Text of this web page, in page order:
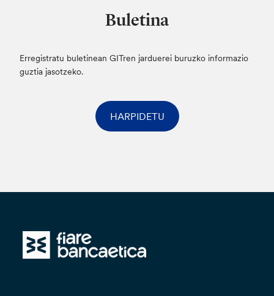
Buletina
Erregistratu buletinean GITren jarduerei buruzko informazio
guztia jasotzeko.
HARPIDETU